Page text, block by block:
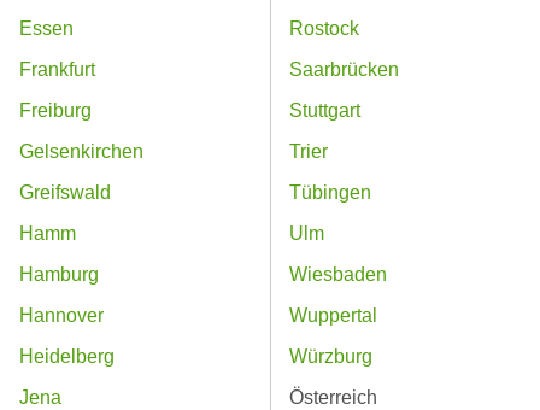
Essen
Frankfurt
Freiburg
Gelsenkirchen
Greifswald
Hamm
Hamburg
Hannover
Heidelberg
Jena
Rostock
Saarbrücken
Stuttgart
Trier
Tübingen
Ulm
Wiesbaden
Wuppertal
Würzburg
Österreich